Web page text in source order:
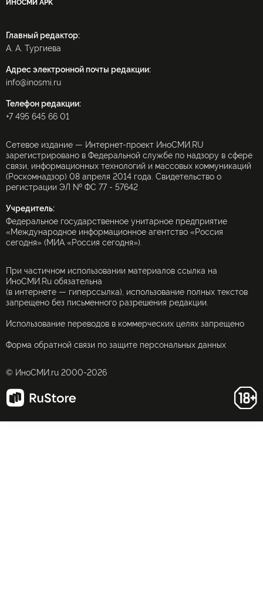
ИНОСМИ APK
Главный редактор:
А. А. Тургиева
Адрес электронной почты редакции:
info@inosmi.ru
Телефон редакции:
+7 495 645 66 01
Сетевое издание — Интернет-проект ИноСМИ.RU
зарегистрировано в Федеральной службе по надзору в сфере
связи, информационных технологий и массовых коммуникаций
(Роскомнадзор) 08 апреля 2014 года. Свидетельство о
регистрации ЭЛ № ФС 77 - 57642
Учредитель:
Федеральное государственное унитарное предприятие
«Международное информационное агентство «Россия
сегодня» (МИА «Россия сегодня»).
При частичном использовании материалов ссылка на
ИноСМИ.Ru обязательна
(в интернете — гиперссылка), использование полных текстов
запрещено без письменного разрешения редакции.
Использование переводов в коммерческих целях запрещено
Форма обратной связи по защите персональных данных
© ИноСМИ.ru 2000-2026